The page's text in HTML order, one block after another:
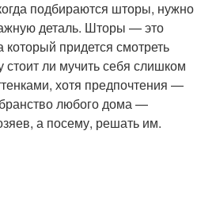
подбираются шторы, нужно
деталь. Шторы — это
придется смотреть
ли мучить себя слишком
хотя предпочтения —
любого дома —
а посему, решать им.